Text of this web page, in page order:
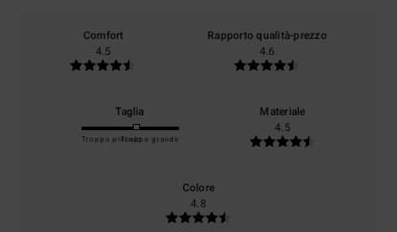
Comfort
4.5
Rapporto qualità-prezzo
4.6
Taglia
Troppo piccoloTroppo grande
Materiale
4.5
Colore
4.8